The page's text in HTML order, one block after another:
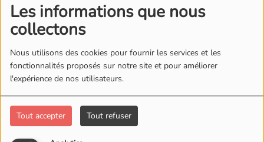
Les informations que nous
collectons
Nous utilisons des cookies pour fournir les services et les
fonctionnalités proposés sur notre site et pour améliorer
l'expérience de nos utilisateurs.
Tout accepter Tout refuser